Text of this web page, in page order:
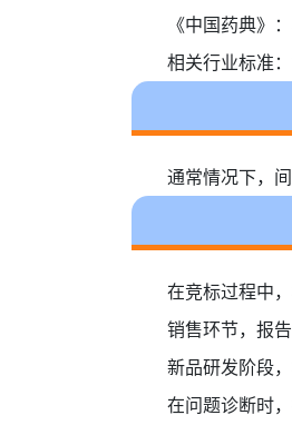
《中国药典》
相关行业标准
通常情况下，
在竞标过程中
销售环节，报
新品研发阶段
在问题诊断时